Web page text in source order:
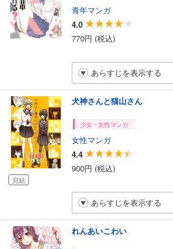
青年マンガ
4.0
770円 (税込)
あらすじを表示する
完結
犬神さんと猫山さん
少女・女性マンガ
女性マンガ
4.4
900円 (税込)
あらすじを表示する
れんあいこわい